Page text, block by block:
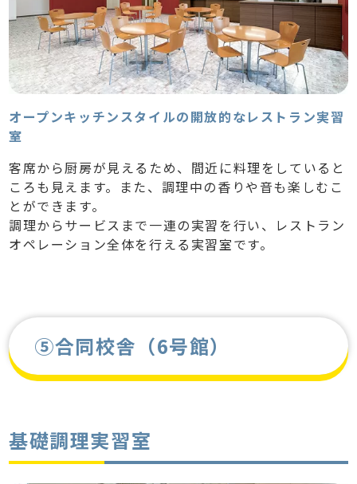
オープンキッチンスタイルの開放的なレストラン実習
室
客席から厨房が見えるため、間近に料理をしていると
ころも見えます。また、調理中の香りや音も楽しむこ
とができます。
調理からサービスまで一連の実習を行い、レストラン
オペレーション全体を行える実習室です。
⑤合同校舎（6号館）
基礎調理実習室